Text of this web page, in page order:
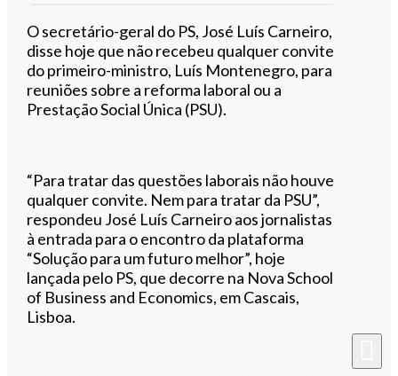
Ouvir este artigo
O secretário-geral do PS, José Luís Carneiro,
disse hoje que não recebeu qualquer convite
do primeiro-ministro, Luís Montenegro, para
reuniões sobre a reforma laboral ou a
Prestação Social Única (PSU).
“Para tratar das questões laborais não houve
qualquer convite. Nem para tratar da PSU”,
respondeu José Luís Carneiro aos jornalistas
à entrada para o encontro da plataforma
“Solução para um futuro melhor”, hoje
lançada pelo PS, que decorre na Nova School
of Business and Economics, em Cascais,
Lisboa.